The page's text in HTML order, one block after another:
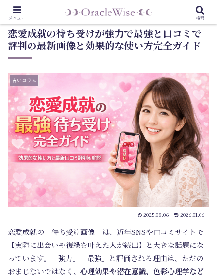
恋愛成就の待ち受けが強力で最強と口コミで
評判の最新画像と効果的な使い方完全ガイド
占いコラム
2025.08.06 2026.01.06
恋愛成就の「待ち受け画像」は、近年SNSや口コミサイトで
【実際に出会いや復縁を叶えた人が続出】と大きな話題にな
っています。「強力」「最強」と評価される理由は、ただの
おまじないではなく、 心理効果や潜在意識、色彩心理学など
メニュー 検索